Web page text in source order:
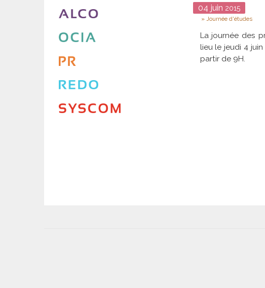
Date
04 juin 2015
Type
Journée d'études
La journée des
lieu le jeudi 4
partir de 9H.